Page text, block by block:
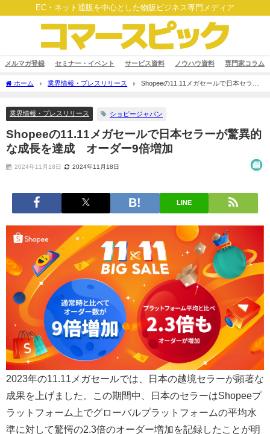
EC・ネット通販を中心とした物販ビジネス専門メディア
メルマガ登録 セミナー・イベント サービス資料 ノウハウ資料 専門家コラム
ホーム 業界情報・プレスリリース
Shopeeの11.11メガセールで日本セラー
業界情報・プレスリリース ショピージャパン
Shopeeの11.11メガセールで日本セラーが驚異的
な成長を達成 オーダー9倍増加
2024年11月18日 2024年11月18日
LINE
2023年の11.11メガセールでは、日本の越境セラーが顕著な
成果を上げました。この期間中、日本のセラーはShopeeプ
ラットフォーム上でグローバルプラットフォームの平均水
準に対して驚愕の2.3倍のオーダー増加を記録したことが明